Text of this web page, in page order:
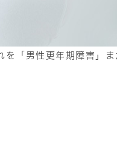
を「男性更年期障害」